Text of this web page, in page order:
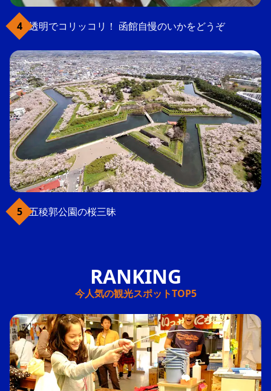
透明でコリッコリ！ 函館自慢のいかをどうぞ
五稜郭公園の桜三昧
今人気の観光スポットTOP5